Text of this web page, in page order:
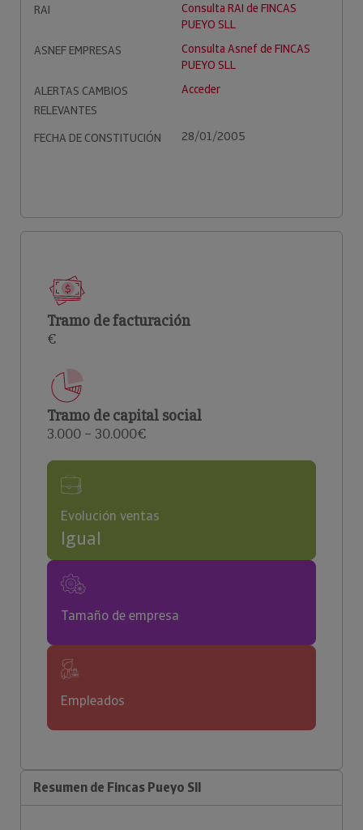
RAI
Consulta RAI de FINCAS
PUEYO SLL
ASNEF EMPRESAS
Consulta Asnef de FINCAS
PUEYO SLL
ALERTAS CAMBIOS
RELEVANTES
Acceder
FECHA DE CONSTITUCIÓN 28/01/2005
Tramo de facturación
€
Tramo de capital social
3.000 – 30.000€
Evolución ventas
Igual
Tamaño de empresa
Empleados
Resumen de Fincas Pueyo Sll